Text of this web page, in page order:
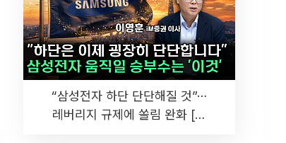
“삼성전자 하단 단단해질 것”⋯
레버리지 규제에 쏠림 완화 [찐